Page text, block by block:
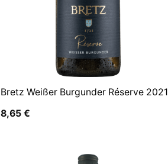
Bretz Weißer Burgunder Réserve 2021
8,65€